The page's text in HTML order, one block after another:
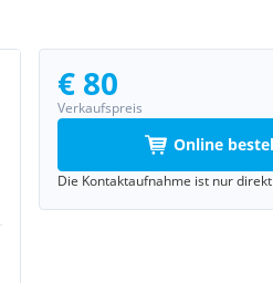
€ 80
Verkaufspreis
Online
Die Kontaktaufnahme ist nur